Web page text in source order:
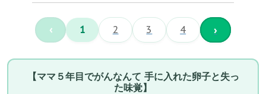
‹ 1 2 3 4 ›
【ママ５年目でがんなんて 手に入れた卵子と失っ
た味覚】